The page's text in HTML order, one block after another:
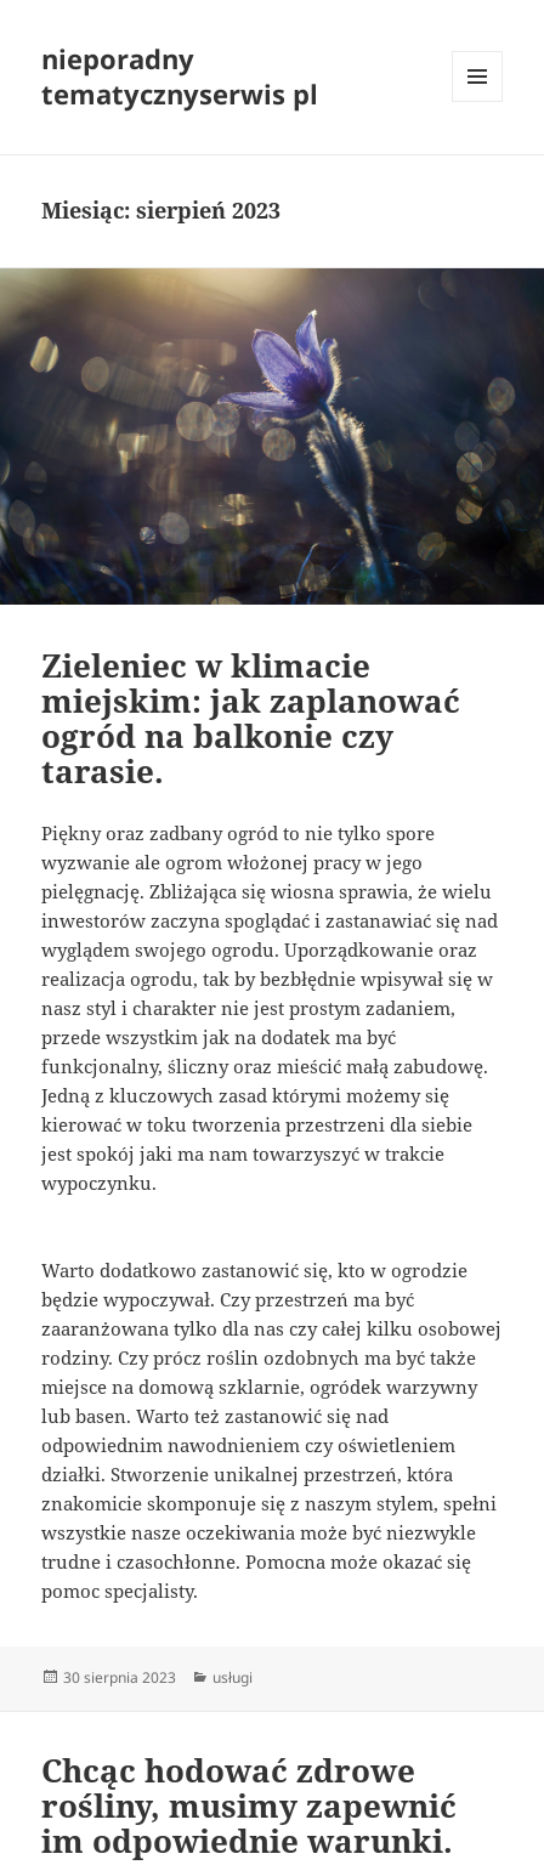
nieporadny
tematycznyserwis pl
Miesiąc:sierpień 2023
Zieleniec w klimacie
miejskim: jak zaplanować
ogród na balkonie czy
tarasie.
Piękny oraz zadbany ogród to nie tylko spore
wyzwanie ale ogrom włożonej pracy w jego
pielęgnację. Zbliżająca się wiosna sprawia, że wielu
inwestorów zaczyna spoglądać i zastanawiać się nad
wyglądem swojego ogrodu. Uporządkowanie oraz
realizacja ogrodu, tak by bezbłędnie wpisywał się w
nasz styl i charakter nie jest prostym zadaniem,
przede wszystkim jak na dodatek ma być
funkcjonalny, śliczny oraz mieścić małą zabudowę.
Jedną z kluczowych zasad którymi możemy się
kierować w toku tworzenia przestrzeni dla siebie
jest spokój jaki ma nam towarzyszyć w trakcie
wypoczynku.
Warto dodatkowo zastanowić się, kto w ogrodzie
będzie wypoczywał. Czy przestrzeń ma być
zaaranżowana tylko dla nas czy całej kilku osobowej
rodziny. Czy prócz roślin ozdobnych ma być także
miejsce na domową szklarnie, ogródek warzywny
lub basen. Warto też zastanowić się nad
odpowiednim nawodnieniem czy oświetleniem
działki. Stworzenie unikalnej przestrzeń, która
znakomicie skomponuje się z naszym stylem, spełni
wszystkie nasze oczekiwania może być niezwykle
trudne i czasochłonne. Pomocna może okazać się
pomoc specjalisty.
Data
30 sierpnia 2023 Kategorie
usługi
Chcąc hodować zdrowe
rośliny, musimy zapewnić
im odpowiednie warunki.